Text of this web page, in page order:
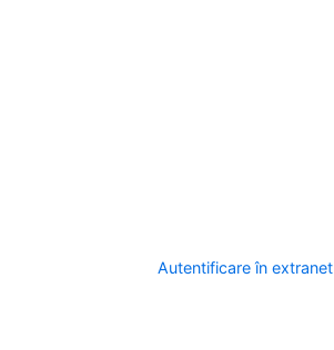
Autentificare în extranet